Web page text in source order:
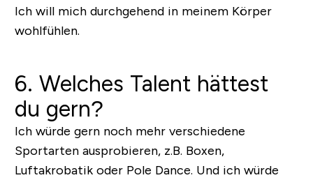
Ich will mich durchgehend in meinem Körper
wohlfühlen.
6. Welches Talent hättest
du gern?
Ich würde gern noch mehr verschiedene
Sportarten ausprobieren, z.B. Boxen,
Luftakrobatik oder Pole Dance. Und ich würde